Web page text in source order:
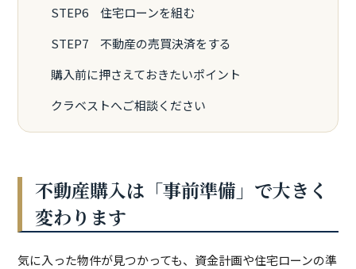
STEP6 住宅ローンを組む
STEP7 不動産の売買決済をする
購入前に押さえておきたいポイント
クラベストへご相談ください
不動産購入は「事前準備」で大きく
変わります
気に入った物件が見つかっても、資金計画や住宅ローンの準